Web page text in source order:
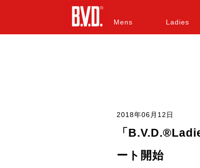
Mens Ladies
2018年06月12日
「
ート開始